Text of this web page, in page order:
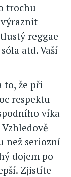
trochu
reggae
atd. Vaší
to, že při
respektu -
víka
než seriozní
dojem po
Zjistíte